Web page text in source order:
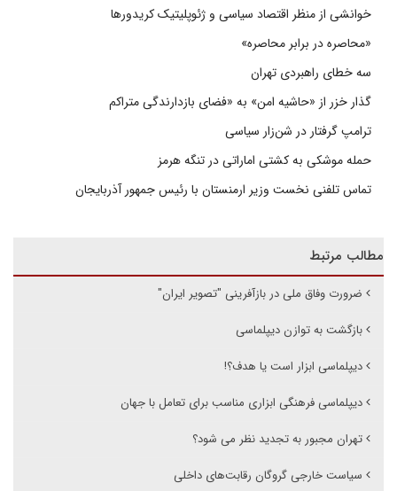
خوانشی از منظر اقتصاد سیاسی و ژئوپلیتیک کریدورها
«محاصره در برابر محاصره»
سه خطای راهبردی تهران
گذار خزر از «حاشیه امن» به «فضای بازدارندگی متراکم
ترامپ گرفتار در شن‌زار سیاسی
حمله موشکی به کشتی اماراتی در تنگه هرمز
تماس تلفنی نخست وزیر ارمنستان با رئیس جمهور آذربایجان
مطالب مرتبط
ضرورت وفاق ملی در بازآفرینی "تصویر ایران"
بازگشت به توازن دیپلماسی
دیپلماسی ابزار است یا هدف؟!
دیپلماسی فرهنگی ابزاری مناسب برای تعامل با جهان
تهران مجبور به تجدید نظر می شود؟
سیاست خارجی گروگان رقابت‌های داخلی